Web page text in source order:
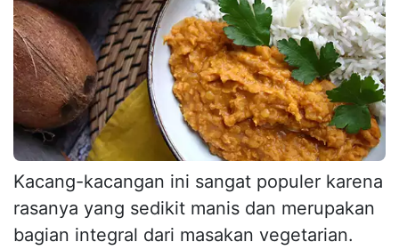
Kacang-kacangan ini sangat populer karena
rasanya yang sedikit manis dan merupakan
bagian integral dari masakan vegetarian.